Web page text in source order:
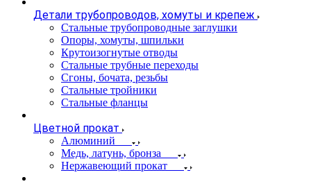
Детали трубопроводов, хомуты и крепеж
Стальные трубопроводные заглушки
Опоры, хомуты, шпильки
Крутоизогнутые отводы
Стальные трубные переходы
Сгоны, бочата, резьбы
Стальные тройники
Стальные фланцы
Цветной прокат
Алюминий
Медь, латунь, бронза
Нержавеющий прокат